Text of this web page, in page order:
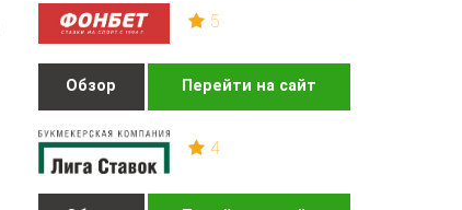
5
Обзор Перейти на сайт
4